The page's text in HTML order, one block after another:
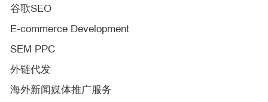
谷歌SEO
E-commerce Development
SEM PPC
外链代发
海外新闻媒体推广服务